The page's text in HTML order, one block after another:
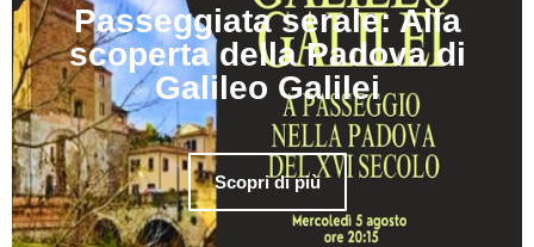
Passeggiata serale: Alla
scoperta della Padova di
Galileo Galilei
Scopri di più